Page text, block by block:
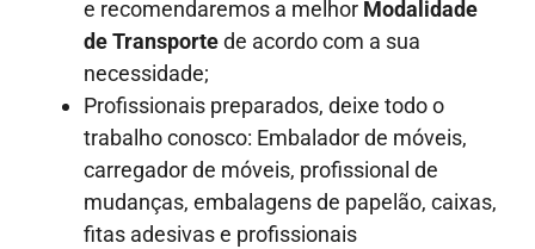
e recomendaremos a melhor Modalidade
de Transportede acordo com a sua
necessidade;
Profissionais preparados, deixe todo o
trabalho conosco: Embalador de móveis,
carregador de móveis, profissional de
mudanças, embalagens de papelão, caixas,
fitas adesivas e profissionais